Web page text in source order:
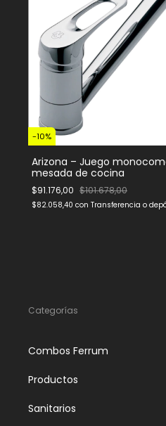
-10%
Arizona – Juego
mesada de cocina
$91.176,00 $101.678,00
$82.058,40 con Transferencia o
Categorías
Combos Ferrum
Productos
Sanitarios